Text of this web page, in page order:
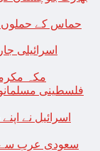
اسرائیلی
مکہ
فلسطینی
اسرائیل نے
سعودی عرب سے